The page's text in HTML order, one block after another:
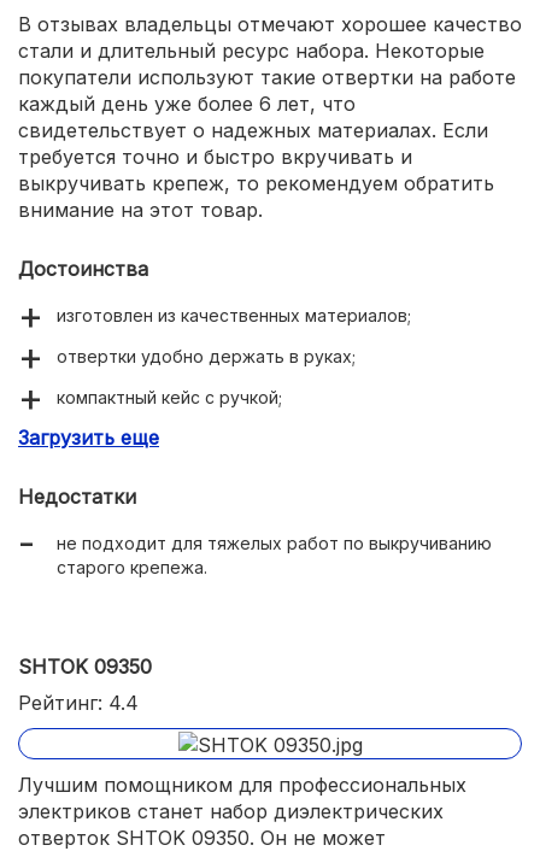
В отзывах владельцы отмечают хорошее качество
стали и длительный ресурс набора. Некоторые
покупатели используют такие отвертки на работе
каждый день уже более 6 лет, что
свидетельствует о надежных материалах. Если
требуется точно и быстро вкручивать и
выкручивать крепеж, то рекомендуем обратить
внимание на этот товар.
Достоинства
изготовлен из качественных материалов;
отвертки удобно держать в руках;
компактный кейс с ручкой;
продуманный ложемент.
Загрузить еще
Недостатки
не подходит для тяжелых работ по выкручиванию
старого крепежа.
SHTOK 09350
Рейтинг: 4.4
Лучшим помощником для профессиональных
электриков станет набор диэлектрических
отверток SHTOK 09350. Он не может